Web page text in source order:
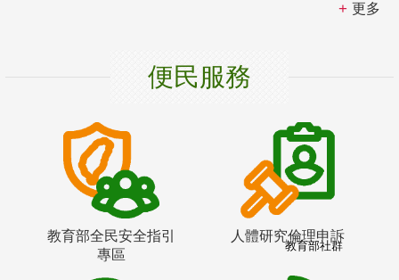
更多
便民服務
教育部全民安全指引
專區
人體研究倫理申訴
教育部社群